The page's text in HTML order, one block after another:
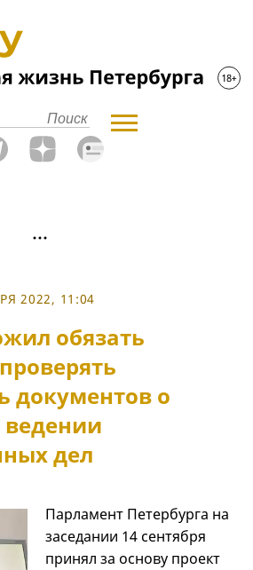
2022, 11:04
обязать
документов о
ведении
дел
Парламент Петербурга на
заседании 14 сентября
принял за основу проект